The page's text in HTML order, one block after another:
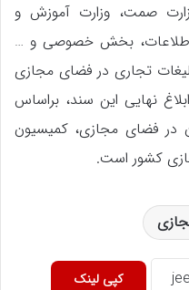
صمت، وزارت آموزش و
اطلاعات، بخش خصوصی و …
تجاری در فضای مجازی
نهایی این سند، براساس
در فضای مجازی، کمیسیون
کشور است.
کپی لینک